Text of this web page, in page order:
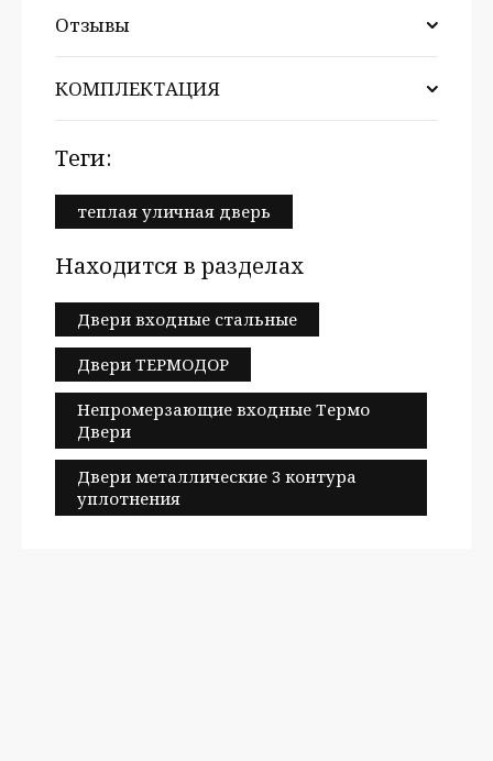
Отзывы
КОМПЛЕКТАЦИЯ
теги:
теплая уличная дверь
Находится в разделах
Двери входные стальные
Двери ТЕРМОДОР
Непромерзающие входные Термо
Двери
Двери металлические 3 контура
уплотнения